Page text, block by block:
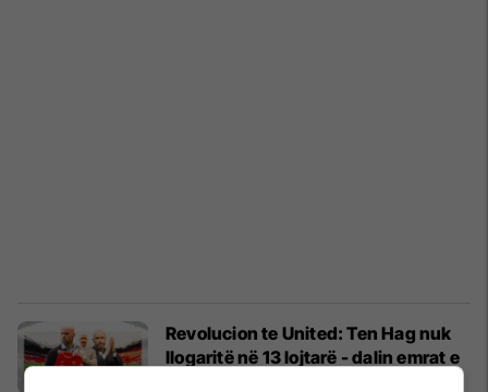
Revolucion te United: Ten Hag nuk
llogaritë në 13 lojtarë - dalin emrat e